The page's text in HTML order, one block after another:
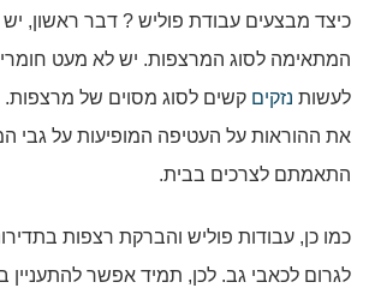
כיצד מבצעים עבודת פוליש ? דבר ראשון,
המתאימה לסוג המרצפות. יש לא מעט חומרי
לעשות נזקים קשים לסוג מסוים של מרצפות.
את ההוראות על העטיפה המופיעות על גבי
התאמתם לצרכים בבית.
כמו כן, עבודות פוליש והברקת רצפות
לגרום לכאבי גב. לכן, תמיד אפשר להתעניין